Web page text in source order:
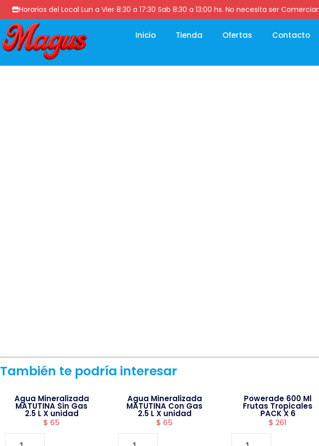
Horarios del Local Lun a Vier 8:30 a 17:30 Sab 8:30 a 13:00 hs. No necesita ser
Inicio Tienda Ofertas Contacto
También te podría interesar
Agua Mineralizada
MATUTINA Sin Gas
2.5 L X unidad
$ 65
Agua Mineralizada
MATUTINA Con Gas
2.5 L X unidad
$ 65
Powerade 600 Ml
Frutas Tropicales
PACK X 6
$ 261